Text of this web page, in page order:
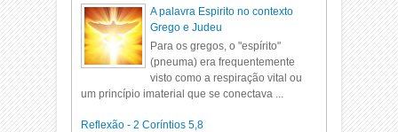
A palavra Espirito no contexto
Grego e Judeu
Para os gregos, o "espírito"
(pneuma) era frequentemente
visto como a respiração vital ou
um princípio imaterial que se conectava ...
Reflexão - 2 Coríntios 5,8